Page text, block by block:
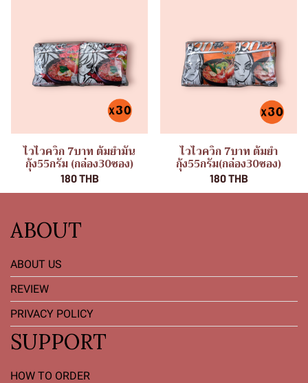
ไวไวควิก 7บาท ต้มยำมัน
กุ้ง55กรัม (กล่อง30ซอง)
180 THB
ไวไวควิก 7บาท ต้มยำ
กุ้ง55กรัม(กล่อง30ซอง)
180 THB
ABOUT
ABOUT US
REVIEW
PRIVACY POLICY
SUPPORT
HOW TO ORDER